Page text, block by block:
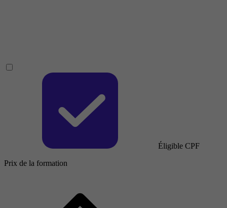
Éligible CPF
Prix de la formation